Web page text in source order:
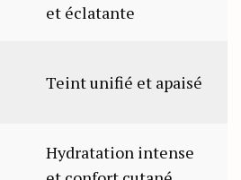
et éclatante
Teint unifié et apaisé
Hydratation intense